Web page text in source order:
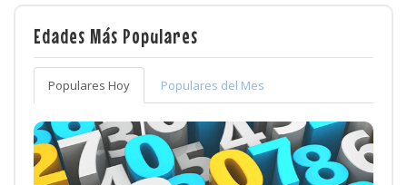
Edades Más Populares
Populares Hoy Populares del Mes